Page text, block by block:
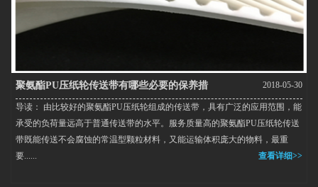
聚氨酯PU压纸轮传送带有哪些必要的保养措
施？
2018-05-30
导读： 由比较好的聚氨酯PU压纸轮组成的传送带，具有广泛的应用范围，能
承受的负荷量远高于普通传送带的水平。服务质量高的聚氨酯PU压纸轮传送
带既能传送不会腐蚀的常温型颗粒材料，又能运输体积庞大的物料，最重
要......
查看详细>>